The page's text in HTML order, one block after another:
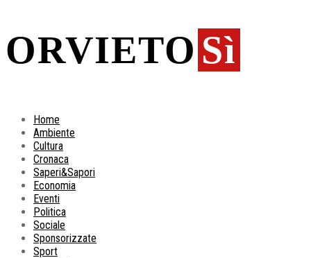
ORVIETO Sì
Home
Ambiente
Cultura
Cronaca
Saperi&Sapori
Economia
Eventi
Politica
Sociale
Sponsorizzate
Sport